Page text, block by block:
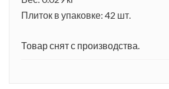
Плиток в упаковке: 42 шт.
Товар снят с производства.